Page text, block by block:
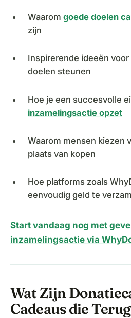
Waarom goede doelen
zijn
Inspirerende ideeën
doelen steunen
Hoe je een succesvolle
inzamelingsactie opzet
Waarom mensen kiezen
plaats van kopen
Hoe platforms zoals
eenvoudig geld te
Start vandaag nog met
inzamelingsactie via
Wat Zijn
Cadeaus die